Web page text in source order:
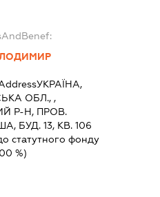
УКРАЇНА,
ОБЛ., ,
Р-Н, ПРОВ.
БУД. 13, КВ. 106
статутного фонду
%)